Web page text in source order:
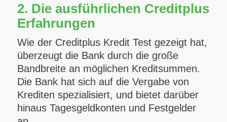
2. Die ausführlichen Creditplus
Erfahrungen
Wie der Creditplus Kredit Test gezeigt hat,
überzeugt die Bank durch die große
Bandbreite an möglichen Kreditsummen.
Die Bank hat sich auf die Vergabe von
Krediten spezialisiert, und bietet darüber
hinaus Tagesgeldkonten und Festgelder